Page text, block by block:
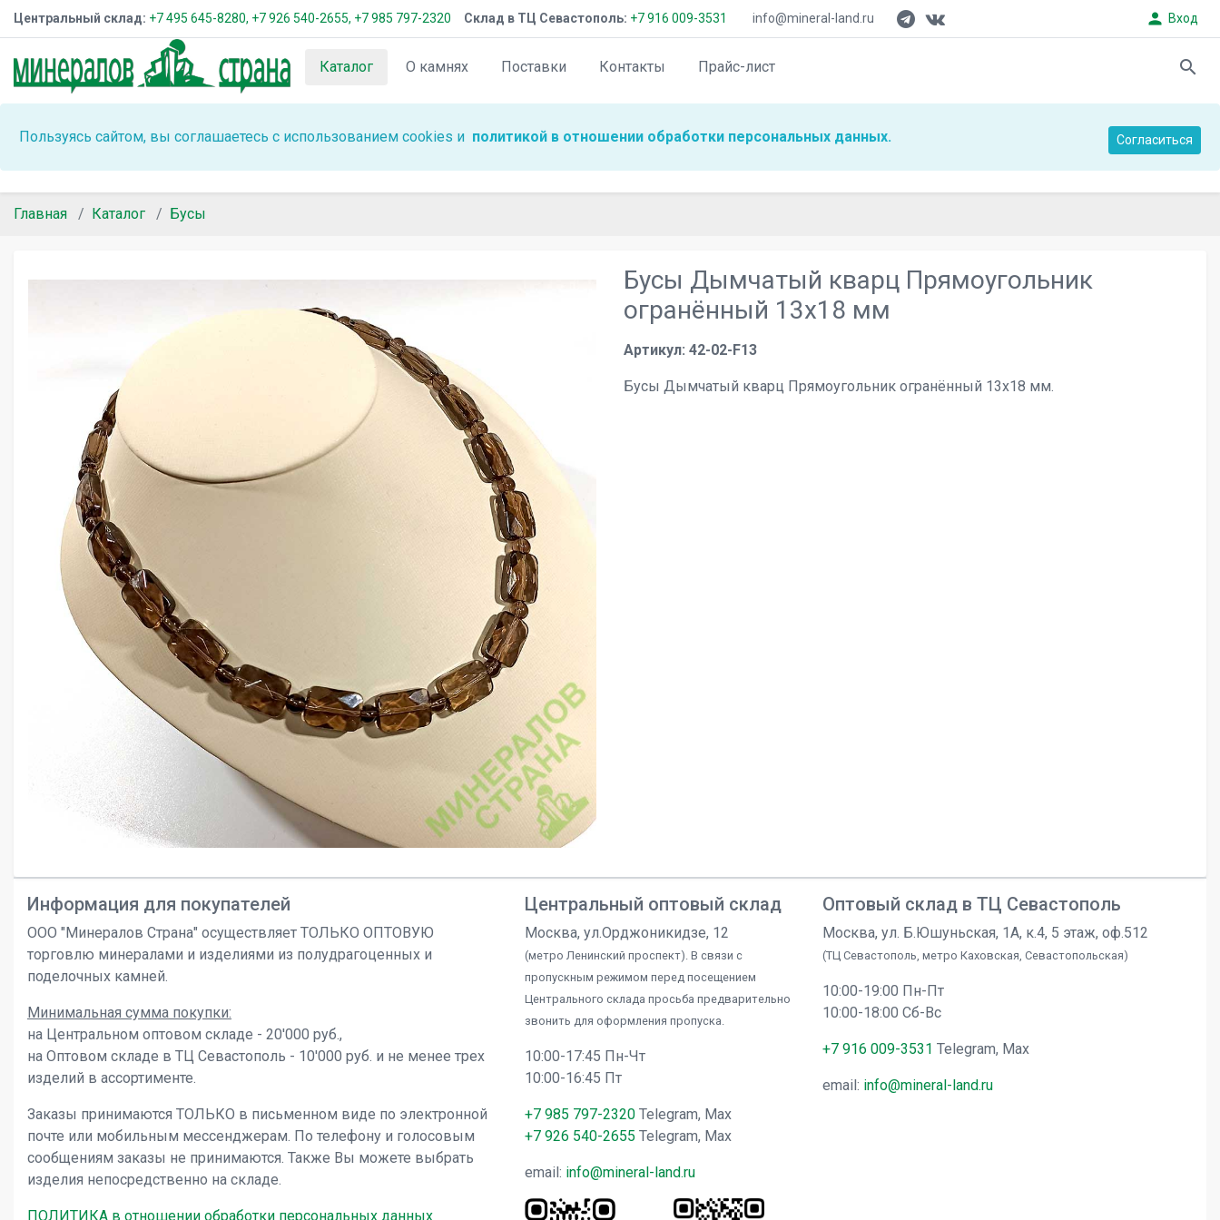
Центральный склад: +7 495 645-8280, +7 926 540-2655, +7 985 797-2320 Склад в ТЦ Севастополь: +7 916 009-3531 info@mineral-land.ru person Вход
Каталог О камнях Поставки Контакты Прайс-лист search
Пользуясь сайтом, вы соглашаетесь с использованием cookies и политикой в отношении обработки персональных данных. Согласиться
Главная Каталог Бусы
Бусы Дымчатый кварц Прямоугольник
огранённый 13х18 мм
Артикул: 42-02-F13
Бусы Дымчатый кварц Прямоугольник огранённый 13х18 мм.
Информация для покупателей
ООО "Минералов Страна" осуществляет ТОЛЬКО ОПТОВУЮ
торговлю минералами и изделиями из полудрагоценных и
поделочных камней.
Минимальная сумма покупки:
на Центральном оптовом складе - 20'000 руб.,
на Оптовом складе в ТЦ Севастополь - 10'000 руб. и не менее трех
изделий в ассортименте.
Заказы принимаются ТОЛЬКО в письменном виде по электронной
почте или мобильным мессенджерам. По телефону и голосовым
сообщениям заказы не принимаются. Также Вы можете выбрать
изделия непосредственно на складе.
ПОЛИТИКА в отношении обработки персональных данных
Центральный оптовый склад
Москва, ул.Орджоникидзе, 12
(метро Ленинский проспект). В связи с
пропускным режимом перед посещением
Центрального склада просьба предварительно
звонить для оформления пропуска.
10:00-17:45 Пн-Чт
10:00-16:45 Пт
+7 985 797-2320Telegram, Max
+7 926 540-2655 Telegram, Max
email: info@mineral-land.ru
Оптовый склад в ТЦ Севастополь
Москва, ул. Б.Юшуньская, 1А, к.4, 5 этаж, оф.512
(ТЦ Севастополь, метро Каховская, Севастопольская)
10:00-19:00 Пн-Пт
10:00-18:00 Сб-Вс
+7 916 009-3531 Telegram, Max
email: info@mineral-land.ru